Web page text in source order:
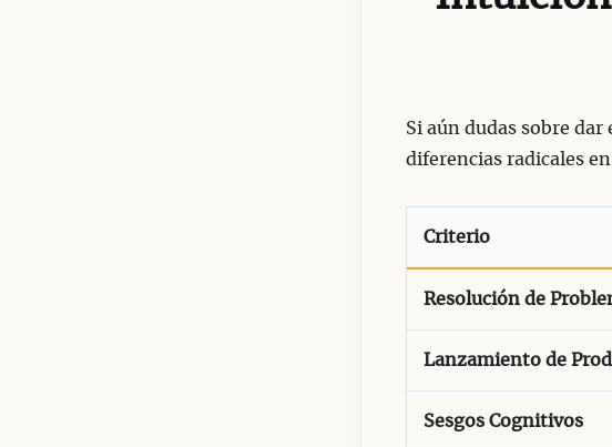
Si aún dudas sobre
diferencias radicales
Criterio
Resolución de
Lanzamiento de
Sesgos Cognitivos